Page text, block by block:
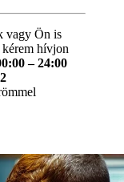
vagy Ön is
kérem hívjon
– 24:00